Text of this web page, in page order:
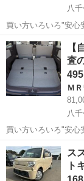
八
買い方いろいろ"安心
店 MRワゴン X ！☆ LINEで簡単 お問い合わせ☆詳細確認☆ 友達追
加はコチラ↓ https://
千葉 八千代市
【
査
Ｍ
八
買い方いろいろ"安心
店 MRワゴンWit TS ！F38 LINEで簡単 お問い合わせ🎵詳細確認♩
友達追加はコチラ↓
千葉 八千代市
ス
ト